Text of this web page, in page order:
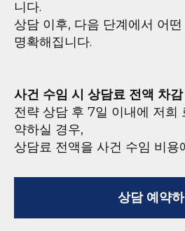
니다.
상담 이후, 다음 단계에서 어
명확해집니다.
사건 수임 시 상담료 전액 차감
전략 상담 후 7일 이내에 저희
약하실 경우,
상담료 전액을 사건 수임 비용
상담 예약하